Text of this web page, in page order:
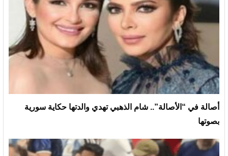
أصالة في “الأصالة”.. شام الذهبي تهدي والدتها حكاية سورية
بصوتها